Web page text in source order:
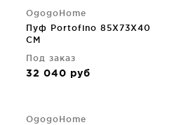
OgogoHome
Пуф Portofino 85X73X40
CM
Под заказ
32 040 руб
OgogoHome